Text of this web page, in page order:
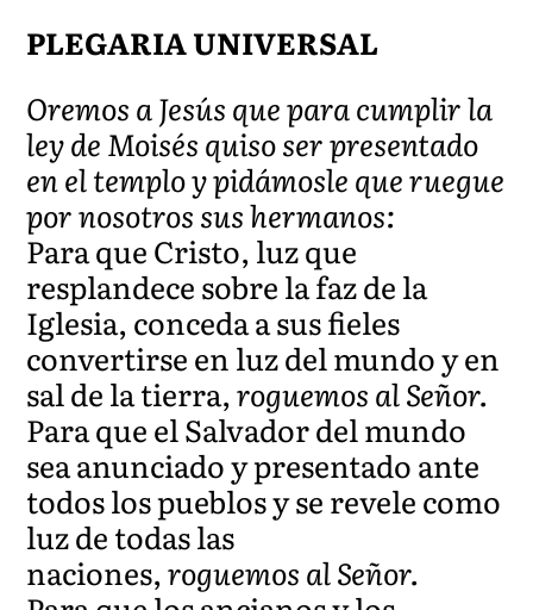
PLEGARIA UNIVERSAL
Oremos a Jesús que para cumplir la
ley de Moisés quiso ser presentado
en el templo y pidámosle que ruegue
por nosotros sus hermanos:
Para que Cristo, luz que
resplandece sobre la faz de la
Iglesia, conceda a sus fieles
convertirse en luz del mundo y en
sal de la tierra,roguemos al Señor.
Para que el Salvador del mundo
sea anunciado y presentado ante
todos los pueblos y se revele como
luz de todas las
naciones,roguemos al Señor.